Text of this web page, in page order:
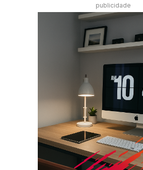
publicidade